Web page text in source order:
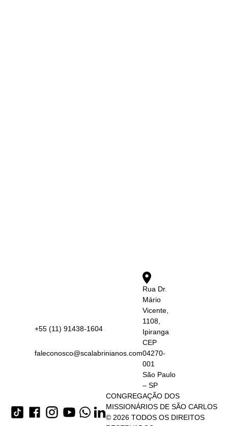
+55 (11) 91438-1604
faleconosco@scalabrinianos.com
Rua Dr.
Mário
Vicente,
1108,
Ipiranga
CEP
04270-
001
São Paulo
– SP
CONGREGAÇÃO DOS
MISSIONÁRIOS DE SÃO CARLOS
© 2026 TODOS OS DIREITOS